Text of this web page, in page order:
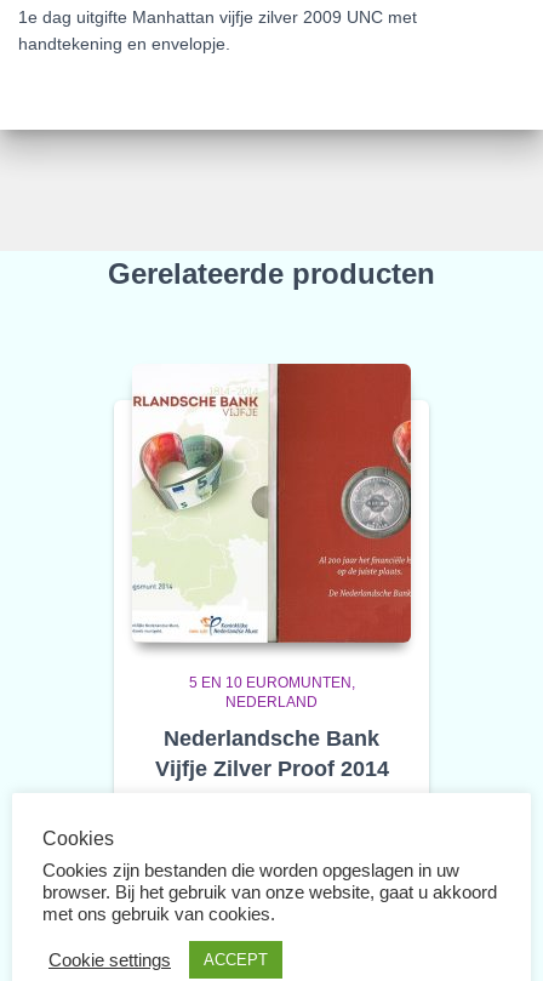
1e dag uitgifte Manhattan vijfje zilver 2009 UNC met
handtekening en envelopje.
Gerelateerde producten
5 EN 10 EUROMUNTEN
NEDERLAND
Nederlandsche Bank
Vijfje Zilver Proof 2014
blister.
€42.50
Cookies
Cookies zijn bestanden die worden opgeslagen in uw
browser. Bij het gebruik van onze website, gaat u akkoord
met ons gebruik van cookies.
Cookie settings ACCEPT